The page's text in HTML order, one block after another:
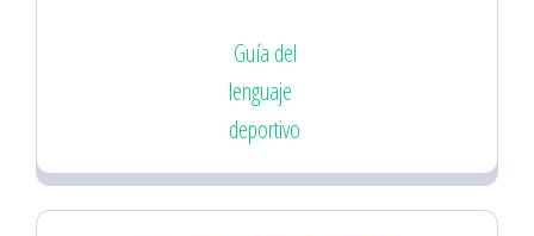
Guía del
lenguaje
deportivo